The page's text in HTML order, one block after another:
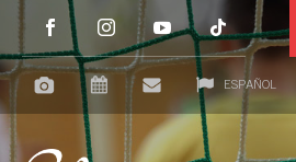
ESPAÑOL